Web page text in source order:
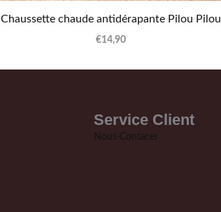
Chaussette chaude antidérapante Pilou Pilou
€14,90
Service Client
Nous-Contacer